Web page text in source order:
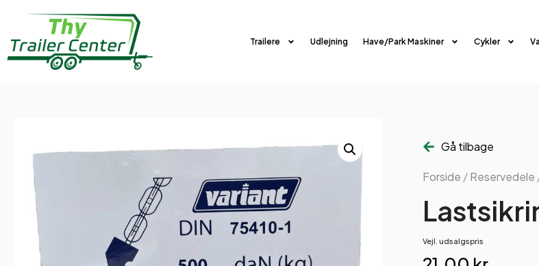
Trailere Udlejning Have/Park Maskiner Cykler
Gå tilbage
Forside /Reservedele
Vejl. udsalgspris